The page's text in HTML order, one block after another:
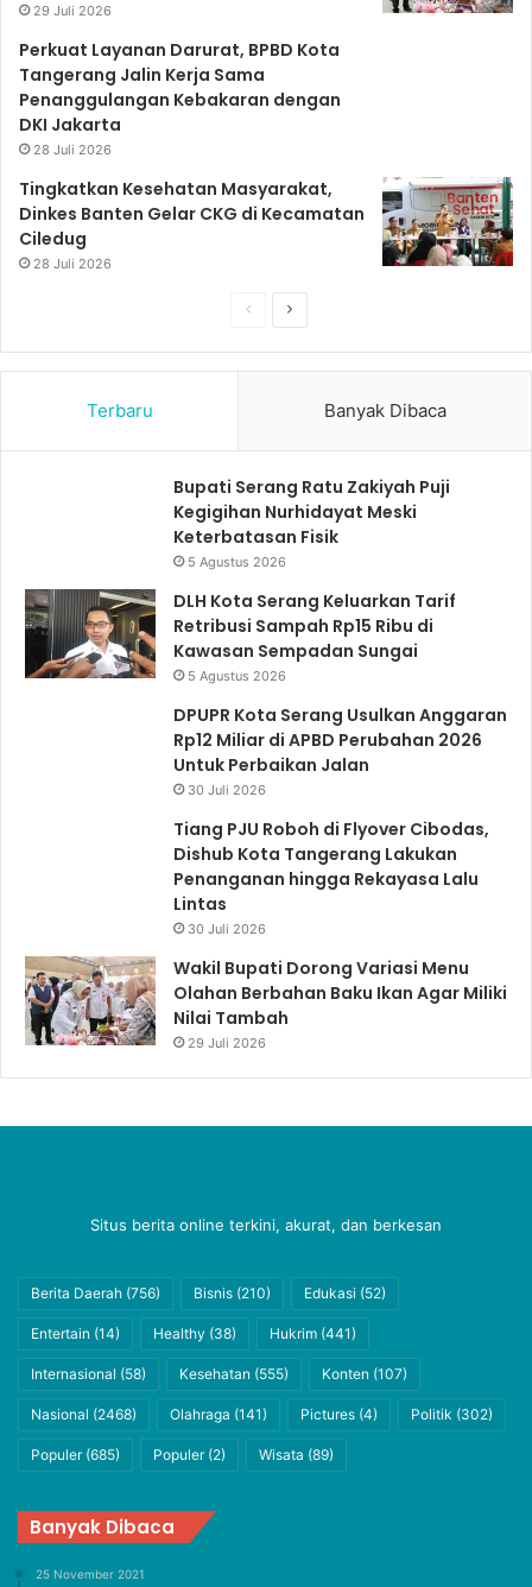
29 Juli 2026
Perkuat Layanan Darurat, BPBD Kota
Tangerang Jalin Kerja Sama
Penanggulangan Kebakaran dengan
DKI Jakarta
28 Juli 2026
Tingkatkan Kesehatan Masyarakat,
Dinkes Banten Gelar CKG di Kecamatan
Ciledug
28 Juli 2026
b
m
n
a
l
u
t
y
a
Terbaru Banyak Dibaca
Bupati Serang Ratu Zakiyah Puji
Kegigihan Nurhidayat Meski
Keterbatasan Fisik
5 Agustus 2026
DLH Kota Serang Keluarkan Tarif
Retribusi Sampah Rp15 Ribu di
Kawasan Sempadan Sungai
5 Agustus 2026
DPUPR Kota Serang Usulkan Anggaran
Rp12 Miliar di APBD Perubahan 2026
Untuk Perbaikan Jalan
30 Juli 2026
Tiang PJU Roboh di Flyover Cibodas,
Dishub Kota Tangerang Lakukan
Penanganan hingga Rekayasa Lalu
Lintas
30 Juli 2026
Wakil Bupati Dorong Variasi Menu
Olahan Berbahan Baku Ikan Agar Miliki
Nilai Tambah
29 Juli 2026
Situs berita online terkini, akurat, dan berkesan
Berita Daerah (756) Bisnis (210) Edukasi (52)
Entertain (14) Healthy (38) Hukrim (441)
Internasional (58) Kesehatan (555) Konten (107)
Nasional (2468) Olahraga (141) Pictures (4) Politik (302)
Populer(685) Populer(2) Wisata (89)
Banyak Dibaca
25 November 2021